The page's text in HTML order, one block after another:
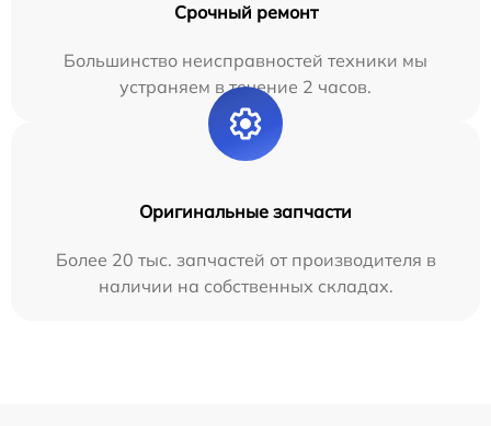
Срочный ремонт
Большинство неисправностей техники мы
устраняем в течение 2 часов.
Оригинальные запчасти
Более 20 тыс. запчастей от производителя в
наличии на собственных складах.